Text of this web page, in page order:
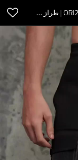
شورت عمل بجيوب كبيرة الحجم ORI240308 | طراز الشارع الكلاسيكي | مُصنِّع شورتات الشارع